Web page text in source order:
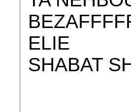
ELIE
SHABAT